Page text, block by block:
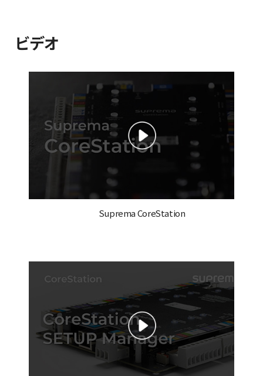
ビデオ
Suprema CoreStation